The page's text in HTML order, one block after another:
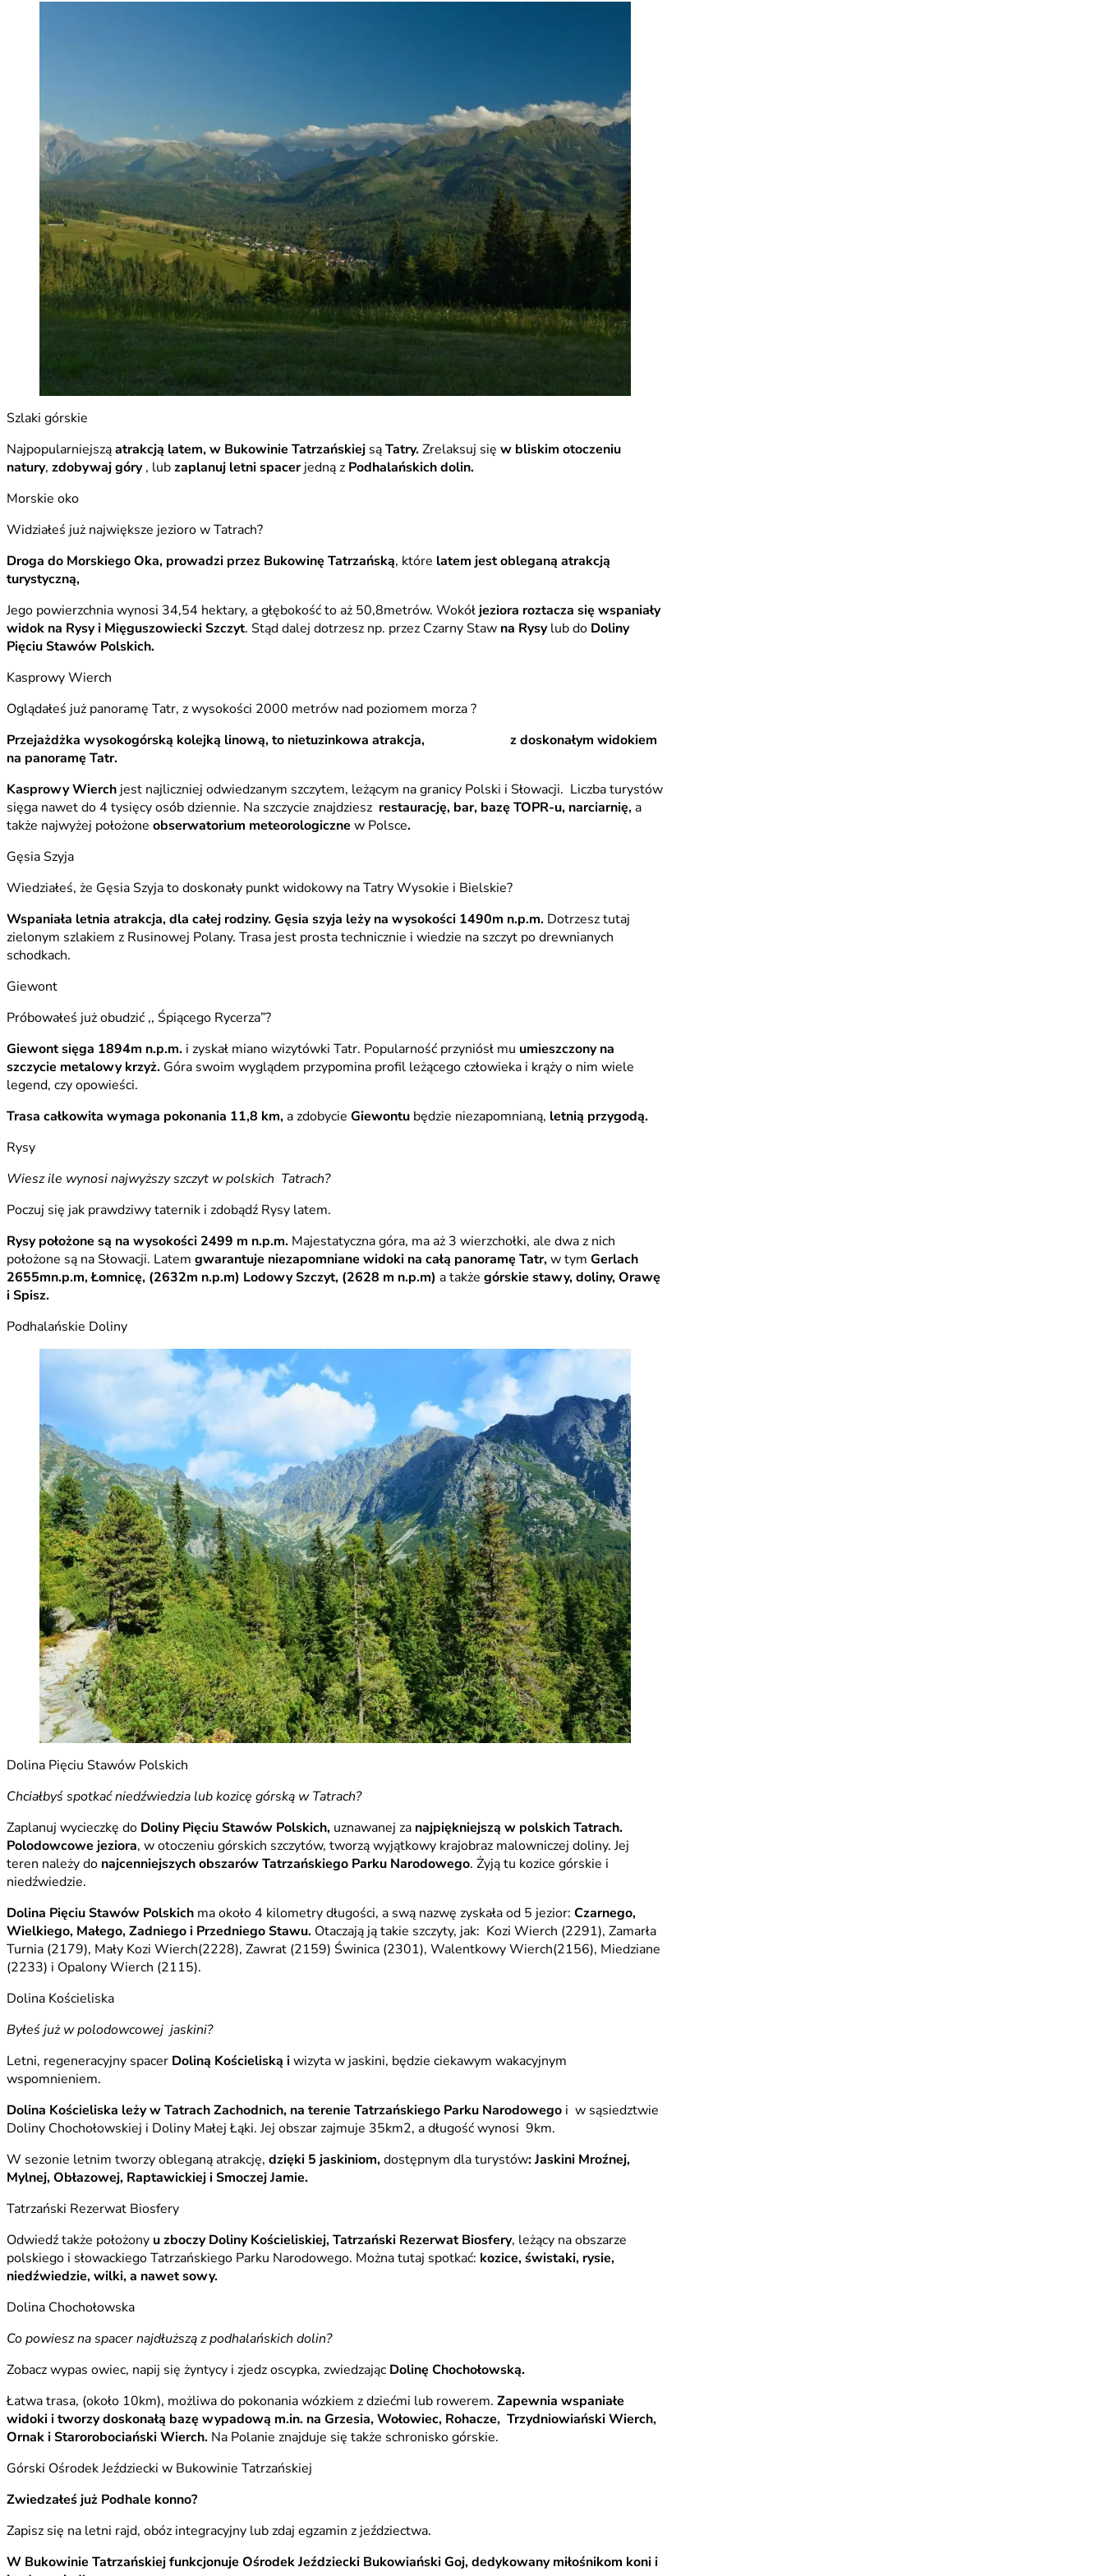
Szlaki górskie
Najpopularniejsząatrakcją latem, w Bukowinie Tatrzańskiej sąTatry.Zrelaksuj się w bliskim otoczeniu
natury, zdobywaj góry, lubzaplanuj letni spacerjedną z Podhalańskich dolin.
Morskie oko
Widziałeś już największe jezioro w Tatrach?
Droga do Morskiego Oka, prowadzi przez Bukowinę Tatrzańską, które latem jest obleganą atrakcją
turystyczną,
Jego powierzchnia wynosi 34,54 hektary, a głębokość to aż 50,8metrów. Wokół jeziora roztacza się wspaniały
widok na Rysy i Mięguszowiecki Szczyt. Stąd dalej dotrzesz np. przez Czarny Staw na Rysylub do Doliny
Pięciu Stawów Polskich.
Kasprowy Wierch
Oglądałeś już panoramę Tatr, z wysokości 2000 metrów nad poziomem morza ?
Przejażdżka wysokogórską kolejką linową, to nietuzinkowa atrakcja, z doskonałym widokiem
na panoramę Tatr.
Kasprowy Wierch jest najliczniej odwiedzanym szczytem, leżącym na granicy Polski i Słowacji. Liczba turystów
sięga nawet do 4 tysięcy osób dziennie. Na szczycie znajdziesz restaurację, bar, bazę TOPR-u, narciarnię,a
także najwyżej położone obserwatorium meteorologiczne w Polsce.
Gęsia Szyja
Wiedziałeś, że Gęsia Szyja to doskonały punkt widokowy na Tatry Wysokie i Bielskie?
Wspaniała letnia atrakcja, dla całej rodziny. Gęsia szyja leży na wysokości 1490m n.p.m. Dotrzesz tutaj
zielonym szlakiem z Rusinowej Polany. Trasa jest prosta technicznie i wiedzie na szczyt po drewnianych
schodkach.
Giewont
Próbowałeś już obudzić ,, Śpiącego Rycerza”?
Giewont sięga 1894m n.p.m. i zyskał miano wizytówki Tatr. Popularność przyniósł mu umieszczony na
szczycie metalowy krzyż. Góra swoim wyglądem przypomina profil leżącego człowieka i krąży o nim wiele
legend, czy opowieści.
Trasa całkowita wymaga pokonania 11,8 km,a zdobycie Giewontu będzie niezapomnianą, letnią przygodą.
Rysy
Wiesz ile wynosi najwyższy szczyt w polskich Tatrach?
Poczuj się jak prawdziwy taternik i zdobądź Rysy latem.
Rysy położone są na wysokości 2499 m n.p.m. Majestatyczna góra, ma aż 3 wierzchołki, ale dwa z nich
położone są na Słowacji. Latem gwarantuje niezapomniane widoki na całą panoramę Tatr,w tym Gerlach
2655mn.p.m, Łomnicę, (2632m n.p.m) Lodowy Szczyt, (2628 m n.p.m) a także górskie stawy, doliny, Orawę
i Spisz.
Podhalańskie Doliny
Dolina Pięciu Stawów Polskich
Chciałbyś spotkać niedźwiedzia lub kozicę górską w Tatrach?
Zaplanuj wycieczkę do Doliny Pięciu Stawów Polskich, uznawanej za najpiękniejszą w polskich Tatrach.
Polodowcowe jeziora, w otoczeniu górskich szczytów, tworzą wyjątkowy krajobraz malowniczej doliny. Jej
teren należy do najcenniejszych obszarów Tatrzańskiego Parku Narodowego. Żyją tu kozice górskie i
niedźwiedzie.
Dolina Pięciu Stawów Polskich ma około 4 kilometry długości, a swą nazwę zyskała od 5 jezior: Czarnego,
Wielkiego, Małego, Zadniego i Przedniego Stawu. Otaczają ją takie szczyty, jak: Kozi Wierch (2291), Zamarła
Turnia (2179), Mały Kozi Wierch(2228), Zawrat (2159) Świnica (2301), Walentkowy Wierch(2156), Miedziane
(2233) i Opalony Wierch (2115).
Dolina Kościeliska
Byłeś już w polodowcowej jaskini?
Letni, regeneracyjny spacer Doliną Kościeliską iwizyta w jaskini, będzie ciekawym wakacyjnym
wspomnieniem.
Dolina Kościeliska leży w Tatrach Zachodnich, na terenie Tatrzańskiego Parku Narodowego i w sąsiedztwie
Doliny Chochołowskiej i Doliny Małej Łąki. Jej obszar zajmuje 35km2, a długość wynosi 9km.
W sezonie letnim tworzy obleganą atrakcję, dzięki 5 jaskiniom,dostępnym dla turystów: Jaskini Mroźnej,
Mylnej, Obłazowej, Raptawickiej i Smoczej Jamie.
Tatrzański Rezerwat Biosfery
Odwiedź także położony u zboczy Doliny Kościeliskiej, Tatrzański Rezerwat Biosfery, leżący na obszarze
polskiego i słowackiego Tatrzańskiego Parku Narodowego. Można tutaj spotkać: kozice, świstaki, rysie,
niedźwiedzie, wilki, a nawet sowy.
Dolina Chochołowska
Co powiesz na spacer najdłuższą z podhalańskich dolin?
Zobacz wypas owiec, napij się żyntycy i zjedz oscypka, zwiedzając Dolinę Chochołowską.
Łatwa trasa, (około 10km), możliwa do pokonania wózkiem z dziećmi lub rowerem. Zapewnia wspaniałe
widoki i tworzy doskonałą bazę wypadową m.in. na Grzesia, Wołowiec, Rohacze, Trzydniowiański Wierch,
Ornak i Starorobociański Wierch. Na Polanie znajduje się także schronisko górskie.
Górski Ośrodek Jeździecki w Bukowinie Tatrzańskiej
Zwiedzałeś już Podhale konno?
Zapisz się na letni rajd, obóz integracyjny lub zdaj egzamin z jeździectwa.
W Bukowinie Tatrzańskiej funkcjonuje Ośrodek Jeździecki Bukowiański Goj, dedykowany miłośnikom koni i